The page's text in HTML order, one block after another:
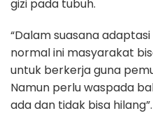
gizi pada tubuh.
“Dalam suasana
normal ini masyarakat
untuk berkerja guna
Namun perlu waspada
ada dan tidak bisa hilang”.